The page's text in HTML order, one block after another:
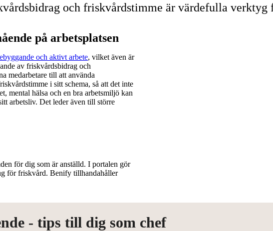
och friskvårdstimme är värdefulla verktyg
på arbetsplatsen
och aktivt arbete, vilket även är
av friskvårdsbidrag och
medarbetare till att använda
i sitt schema, så att det inte
mental hälsa och en bra arbetsmiljö kan
arbetsliv. Det leder även till större
för dig som är anställd. I portalen gör
för friskvård. Benify tillhandahåller
- tips till dig som chef